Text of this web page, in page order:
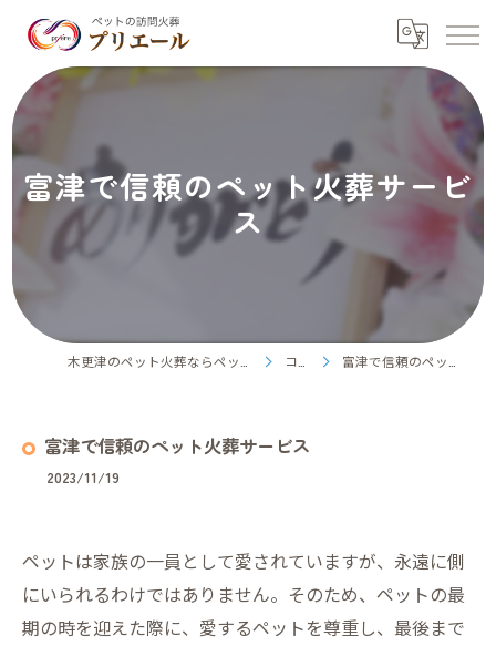
富津で信頼のペット火葬サービ
ス
コラム 富津で信頼のペット火葬サービス
富津で信頼のペット火葬サービス
2023/11/19
ペットは家族の一員として愛されていますが、永遠に側
にいられるわけではありません。そのため、ペットの最
期の時を迎えた際に、愛するペットを尊重し、最後まで